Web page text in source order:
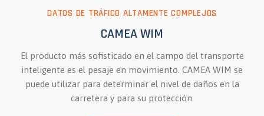
DATOS DE TRÁFICO ALTAMENTE COMPLEJOS
CAMEA WIM
El producto más sofisticado en el campo del transporte
inteligente es el pesaje en movimiento. CAMEA WIM se
puede utilizar para determinar el nivel de daños en la
carretera y para su protección.